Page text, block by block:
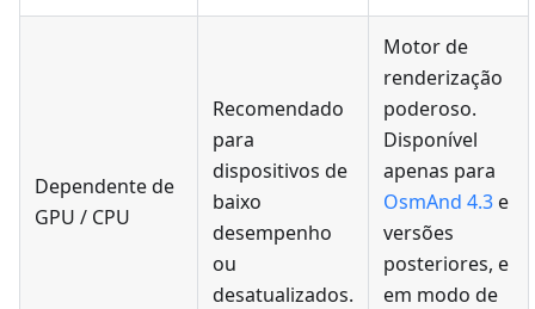
Dependente de
GPU / CPU
Recomendado
para
dispositivos de
baixo
desempenho
ou
desatualizados.
Motor de
renderização
poderoso.
Disponível
apenas para
OsmAnd 4.3e
versões
posteriores, e
em modo de